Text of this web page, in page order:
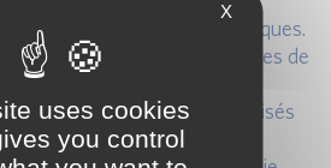
ESG dans l’appétit aux risques.
et création de stratégies de
réglementaires actualisés
chaînes de valeur.
X
uses cookies
you control